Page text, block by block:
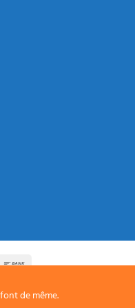
Bank
de même.